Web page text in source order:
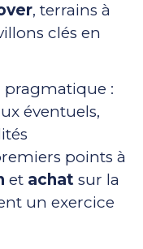
, terrains à
clés en
pragmatique :
éventuels,
points à
et achat sur la
un exercice